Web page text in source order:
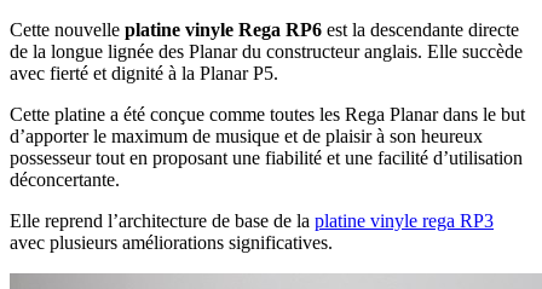
Cette nouvelle platine vinyle Rega RP6 est la descendante directe
de la longue lignée des Planar du constructeur anglais. Elle succède
avec fierté et dignité à la Planar P5.
Cette platine a été conçue comme toutes les Rega Planar dans le but
d’apporter le maximum de musique et de plaisir à son heureux
possesseur tout en proposant une fiabilité et une facilité d’utilisation
déconcertante.
Elle reprend l’architecture de base de la platine vinyle rega RP3
avec plusieurs améliorations significatives.